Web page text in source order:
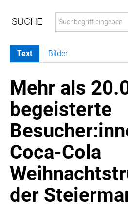
MELDUNGEN
COCA-COLA
Coca-Cola CUP
COCA-COLA HBC ÖSTERREICH
RÖMERQUELLE
ÖSTERREICHISCHE SPORTHILFE
KESCH
BARFLY'S CLUB
SPORTS MEDIA AUSTRIA
CULINARIUS
Text Bilder
Mehr als
begeisterte
Coca-Cola
der